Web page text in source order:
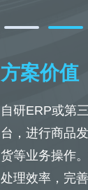
方案价值
自研ERP或第
台，进行商品
货等业务操作
处理效率，完